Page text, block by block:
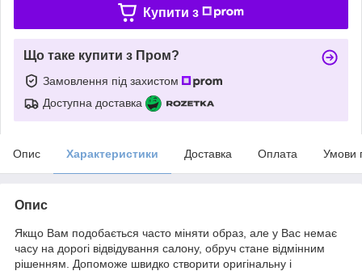
Купити з
Що таке купити з Пром?
Замовлення під захистом
Доступна доставка
Опис Характеристики Доставка Оплата Умови
Опис
Якщо Вам подобається часто міняти образ, але у Вас немає
часу на дорогі відвідування салону, обруч стане відмінним
рішенням. Допоможе швидко створити оригінальну і